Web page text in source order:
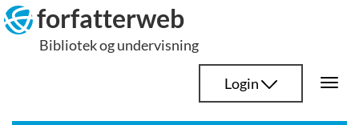
Hop
til
indhold
forfatterweb
Bibliotek og undervisning
Login